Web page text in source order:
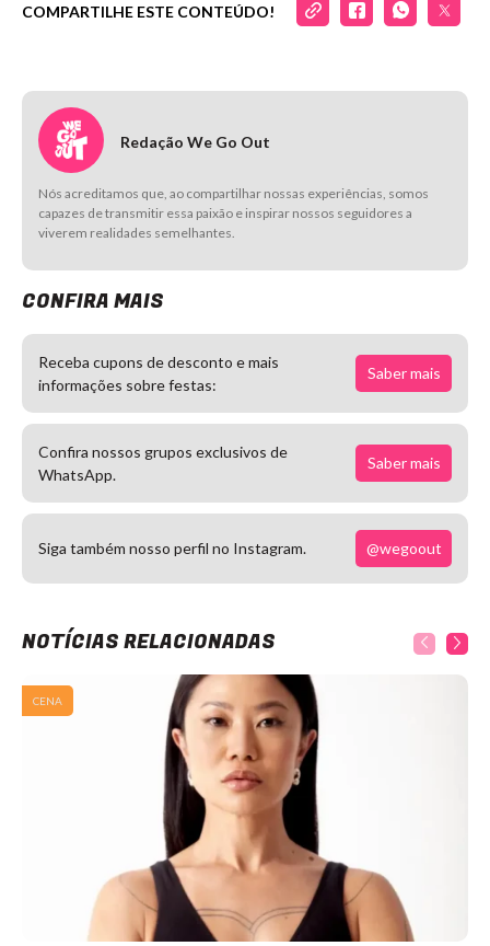
COMPARTILHE ESTE CONTEÚDO!
Redação We Go Out
Nós acreditamos que, ao compartilhar nossas experiências, somos
capazes de transmitir essa paixão e inspirar nossos seguidores a
viverem realidades semelhantes.
CONFIRA MAIS
Receba cupons de desconto e mais
informações sobre festas:
Saber mais
Confira nossos grupos exclusivos de
WhatsApp.
Saber mais
Siga também nosso perfil no Instagram. @wegoout
NOTÍCIAS RELACIONADAS
CENA